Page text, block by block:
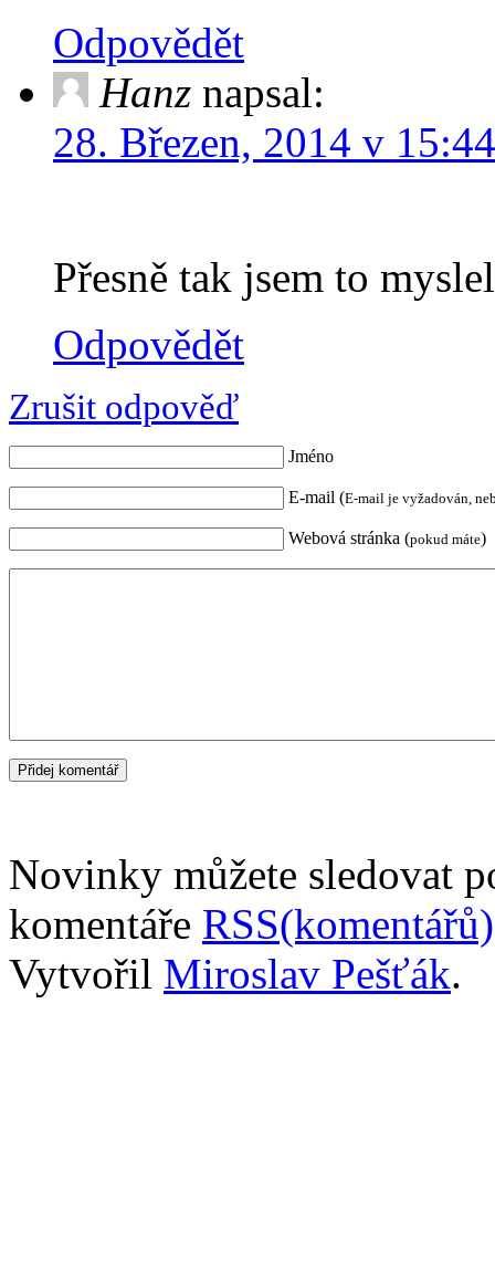
Odpovědět
Hanz napsal:
28. Březen, 2014 v 15:44
Přesně tak jsem to
Odpovědět
Zrušit odpověď
Jméno
E-mail (E-mail je vyžadován,
Webová stránka (pokud máte)
Novinky můžete sledovat
komentáře RSS(komentářů)
Vytvořil Miroslav Pešťák.